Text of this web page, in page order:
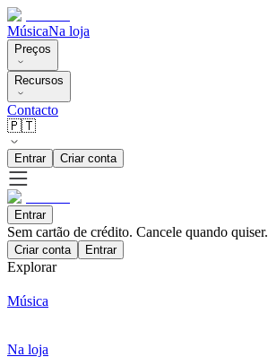
MúsicaNa loja
Preços
Recursos
Contacto
🇵🇹
Entrar Criar conta
Entrar
Sem cartão de crédito. Cancele quando quiser.
Criar conta Entrar
Explorar
Música
Na loja